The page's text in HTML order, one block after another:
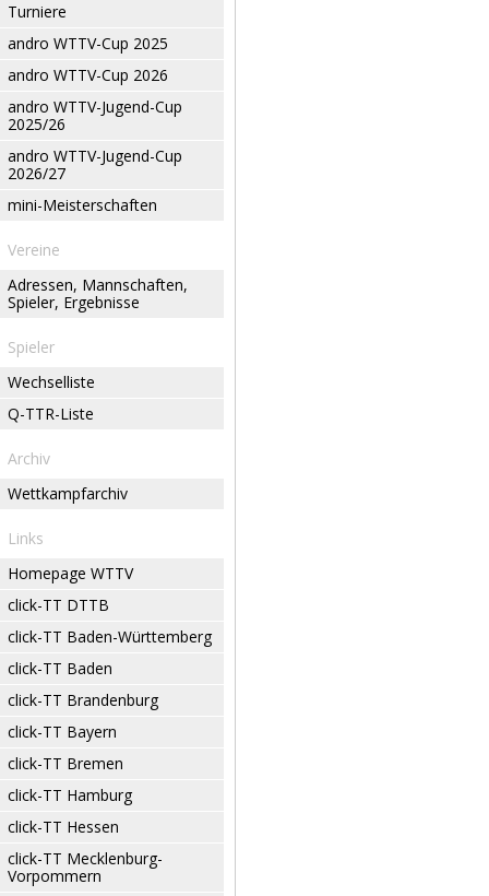
Turniere
andro WTTV-Cup 2025
andro WTTV-Cup 2026
andro WTTV-Jugend-Cup
2025/26
andro WTTV-Jugend-Cup
2026/27
mini-Meisterschaften
Vereine
Adressen, Mannschaften,
Spieler, Ergebnisse
Spieler
Wechselliste
Q-TTR-Liste
Archiv
Wettkampfarchiv
Links
Homepage WTTV
click-TT DTTB
click-TT Baden-Württemberg
click-TT Baden
click-TT Brandenburg
click-TT Bayern
click-TT Bremen
click-TT Hamburg
click-TT Hessen
click-TT Mecklenburg-
Vorpommern